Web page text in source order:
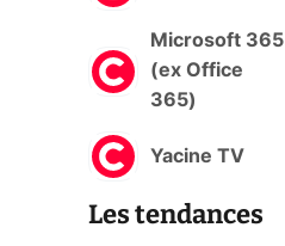
Microsoft 365
(ex Office
365)
Yacine TV
Les tendances